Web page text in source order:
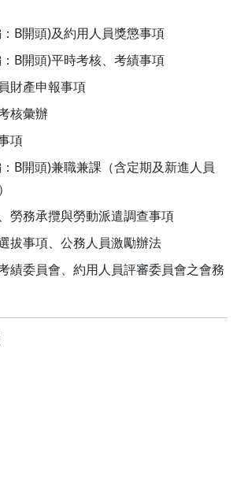
B開頭)及約用人員獎懲事項
B開頭)平時考核、考績事項
財產申報事項
核彙辦
項
B開頭)兼職兼課（含定期及新進人員
勞務承攬與勞動派遣調查事項
拔事項、公務人員激勵辦法
績委員會、約用人員評審委員會之會務